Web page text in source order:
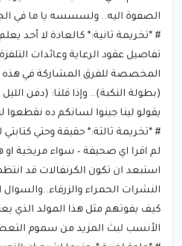
الصفوة اليه.. ولسسسه يا ما في
# *تخريمة ثانية:* كالعادة لا أحد
تفاصيل عقود الرعاية وعائدات
المخصصة للفرق المشاركة في هذه
(بطولة النكبة).. وإذا قلنا: (دفن
يقولو لينا جينوا لسانكم ده نقطعوا
# *تخريمة ثالثة:* حقيقة وحتي
لم اقرا اي صحيفة – سواء مريخية او
استبعد ان تكون الكرنفالات قد
النشرات الحمراء والزرقاء..والسوال
كيف يفوتهم مثل هذا المولد الذي
الأنسب لبث المزيد من سموم